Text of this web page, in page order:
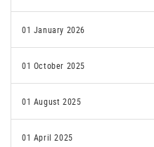
01 January 2026
01 October 2025
01 August 2025
01 April 2025